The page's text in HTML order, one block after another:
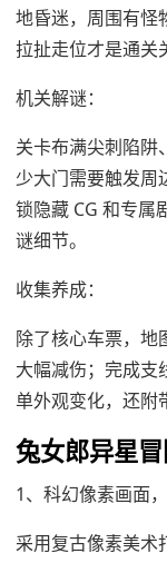
地昏迷，周围有怪
拉扯走位才是通关
机关解谜：
关卡布满尖刺陷阱
少大门需要触发周
锁隐藏 CG 和专属
谜细节。
收集养成：
除了核心车票，地
大幅减伤；完成支
单外观变化，还附
兔女郎异星
1、科幻像素画面
采用复古像素美术